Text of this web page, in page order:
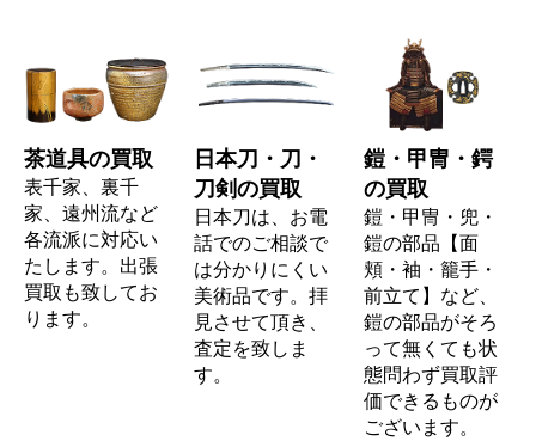
茶道具の買取
表千家、裏千
家、遠州流など
各流派に対応い
たします。出張
買取も致してお
ります。
日本刀・刀・
刀剣の買取
日本刀は、お電
話でのご相談で
は分かりにくい
美術品です。拝
見させて頂き、
査定を致しま
す。
鎧・甲冑・鍔
の買取
鎧・甲冑・兜・
鎧の部品【面
頬・袖・籠手・
前立て】など、
鎧の部品がそろ
って無くても状
態問わず買取評
価できるものが
ございます。